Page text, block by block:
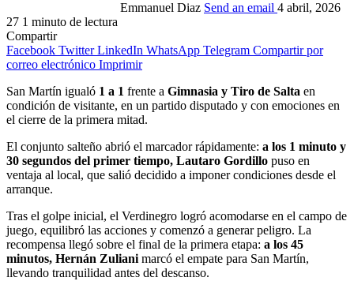
Emmanuel Diaz Send an email 4 abril, 2026
27 1 minuto de lectura
Compartir
Facebook Twitter LinkedIn WhatsApp Telegram Compartir por
correo electrónico Imprimir
San Martín igualó 1 a 1 frente a Gimnasia y Tiro de Salta en
condición de visitante, en un partido disputado y con emociones en
el cierre de la primera mitad.
El conjunto salteño abrió el marcador rápidamente: a los 1 minuto y
30 segundos del primer tiempo, Lautaro Gordillo puso en
ventaja al local, que salió decidido a imponer condiciones desde el
arranque.
Tras el golpe inicial, el Verdinegro logró acomodarse en el campo de
juego, equilibró las acciones y comenzó a generar peligro. La
recompensa llegó sobre el final de la primera etapa: a los 45
minutos, Hernán Zuliani marcó el empate para San Martín,
llevando tranquilidad antes del descanso.